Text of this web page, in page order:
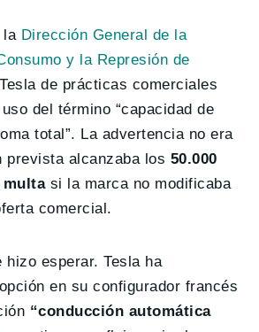
la Dirección General de la
y la Represión de
de prácticas comerciales
del término “capacidad de
total”. La advertencia no era
prevista alcanzaba los 50.000
si la marca no modificaba
comercial.
hizo esperar. Tesla ha
en su configurador francés
“conducción automática